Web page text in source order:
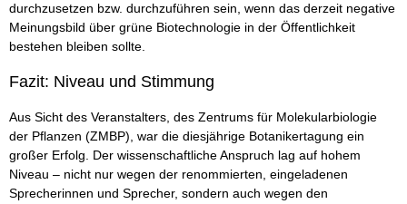
durchzusetzen bzw. durchzuführen sein, wenn das derzeit negative
Meinungsbild über grüne Biotechnologie in der Öffentlichkeit
bestehen bleiben sollte.
Fazit: Niveau und Stimmung
Aus Sicht des Veranstalters, des Zentrums für Molekularbiologie
der Pflanzen (ZMBP), war die diesjährige Botanikertagung ein
großer Erfolg. Der wissenschaftliche Anspruch lag auf hohem
Niveau – nicht nur wegen der renommierten, eingeladenen
Sprecherinnen und Sprecher, sondern auch wegen den